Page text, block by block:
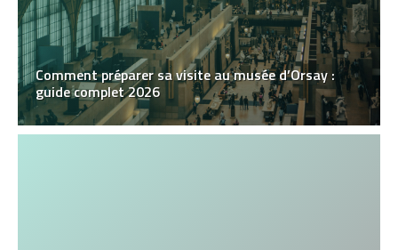
Comment préparer sa visite au musée d’Orsay :
guide complet 2026